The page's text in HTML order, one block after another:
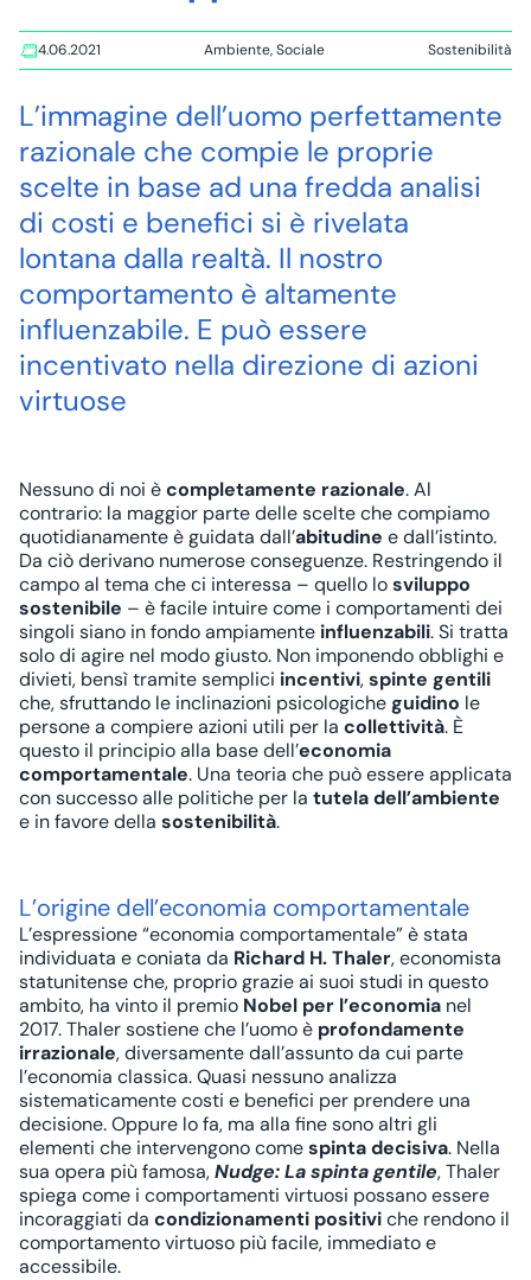
4.06.2021 Ambiente,Sociale
Tags: Sostenibilità
L’immagine dell’uomo perfettamente
razionale che compie le proprie
scelte in base ad una fredda analisi
di costi e benefici si è rivelata
lontana dalla realtà. Il nostro
comportamento è altamente
influenzabile. E può essere
incentivato nella direzione di azioni
virtuose
Nessuno di noi ècompletamente razionale. Al
contrario: la maggior parte delle scelte che compiamo
quotidianamente è guidata dall’abitudine e dall’istinto.
Da ciò derivano numerose conseguenze. Restringendo il
campo al tema che ci interessa – quello losviluppo
sostenibile – è facile intuire come i comportamenti dei
singoli siano in fondo ampiamente influenzabili. Si tratta
solo di agire nel modo giusto. Non imponendo obblighi e
divieti, bensì tramite semplici incentivi,spinte gentili
che, sfruttando le inclinazioni psicologicheguidino le
persone a compiere azioni utili per la collettività. È
questo il principio alla base dell’economia
comportamentale. Una teoria che può essere applicata
con successo alle politiche per la tutela dell’ambiente
e in favore della sostenibilità.
L’origine dell’economia comportamentale
L’espressione “economia comportamentale” è stata
individuata e coniata da Richard H. Thaler, economista
statunitense che, proprio grazie ai suoi studi in questo
ambito, ha vinto il premio Nobel per l’economia nel
2017. Thaler sostiene che l’uomo è profondamente
irrazionale, diversamente dall’assunto da cui parte
l’economia classica. Quasi nessuno analizza
sistematicamente costi e benefici per prendere una
decisione. Oppure lo fa, ma alla fine sono altri gli
elementi che intervengono comespinta decisiva. Nella
sua opera più famosa,Nudge: La spinta gentile, Thaler
spiega come i comportamenti virtuosi possano essere
incoraggiati da condizionamenti positiviche rendono il
comportamento virtuoso più facile, immediato e
accessibile.